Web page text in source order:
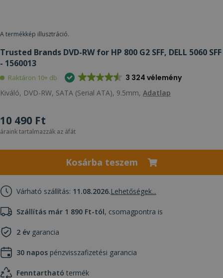
A termékkép illusztráció.
Trusted Brands DVD-RW for HP 800 G2 SFF, DELL 5060 SFF
- 1560013
Raktáron 10+ db 3 324 vélemény
Kiváló, DVD-RW, SATA (Serial ATA), 9.5mm, Adatlap
10 490 Ft
áraink tartalmazzák az áfát
Kosárba teszem
Várható szállítás: 11.08.2026.Lehetőségek...
Szállítás már 1 890 Ft-tól, csomagpontra is
2 évgarancia
30 napos pénzvisszafizetési garancia
Fenntartható termék